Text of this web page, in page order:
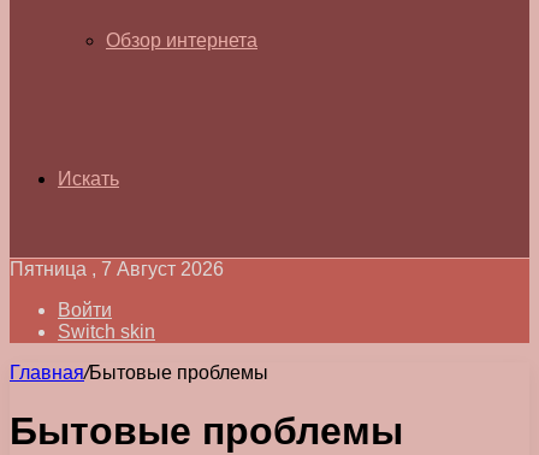
Обзор интернета
Искать
Пятница , 7 Август 2026
Войти
Switch skin
Главная/Бытовые проблемы
Бытовые проблемы